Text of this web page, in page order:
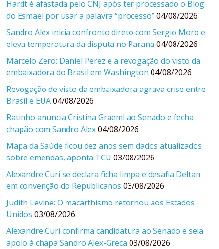
Hardt é afastada pelo CNJ após ter processado o Blog
do Esmael por usar a palavra “processo” 04/08/2026
Sandro Alex inicia confronto direto com Sergio Moro e
eleva temperatura da disputa no Paraná 04/08/2026
Marcelo Zero: Daniel Perez e a revogação do visto da
embaixadora do Brasil em Washington 04/08/2026
Revogação de visto da embaixadora agrava crise entre
Brasil e EUA 04/08/2026
Ratinho anuncia Cristina Graeml ao Senado e fecha
chapão com Sandro Alex 04/08/2026
Mapa da Saúde ficou dez anos sem dados atualizados
sobre emendas, aponta TCU 03/08/2026
Alexandre Curi se declara ficha limpa e desafia Deltan
em convenção do Republicanos 03/08/2026
Judith Levine: O macarthismo retornou aos Estados
Unidos 03/08/2026
Alexandre Curi confirma candidatura ao Senado e sela
apoio à chapa Sandro Alex-Greca 03/08/2026